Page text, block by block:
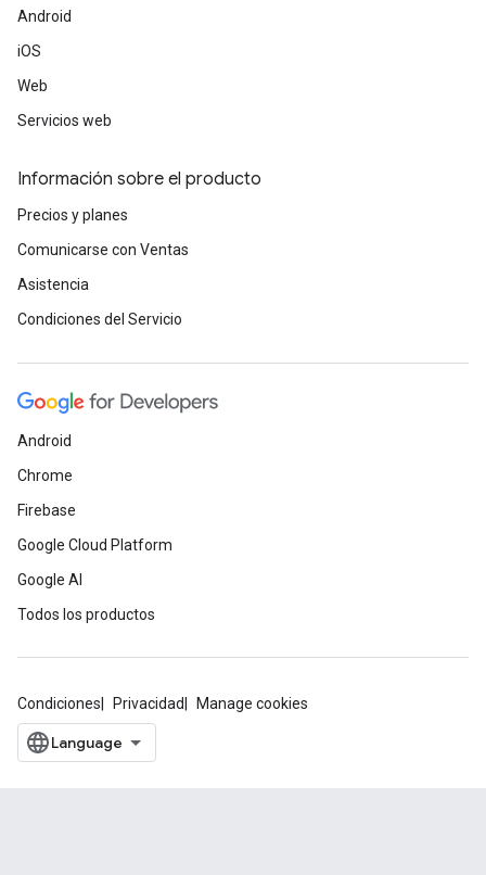
Android
iOS
Web
Servicios web
Información sobre el producto
Precios y planes
Comunicarse con Ventas
Asistencia
Condiciones del Servicio
Android
Chrome
Firebase
Google Cloud Platform
Google AI
Todos los productos
Condiciones Privacidad Manage cookies